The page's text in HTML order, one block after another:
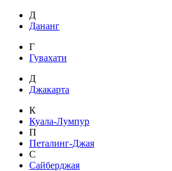
Д
Дананг
Г
Гувахати
Д
Джакарта
К
Куала-Лумпур
П
Петалинг-Джая
С
Сайберджая